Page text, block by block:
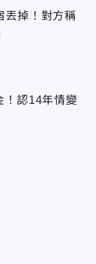
丟掉！對方稱
！認14年情變